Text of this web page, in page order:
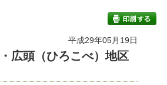
平成29年05月19日
広頭（ひろこべ）地区